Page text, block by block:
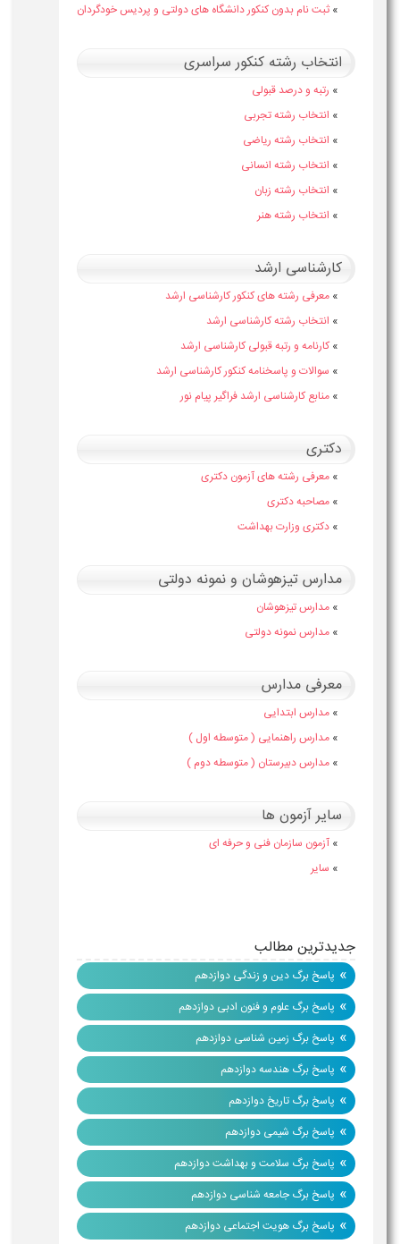
» ثبت نام بدون کنکور دانشگاه های دولتی و پردیس خودگردان
انتخاب رشته کنکور سراسری
» رتبه و درصد قبولی
» انتخاب رشته تجربی
» انتخاب رشته ریاضی
» انتخاب رشته انسانی
» انتخاب رشته زبان
» انتخاب رشته هنر
کارشناسی ارشد
» معرفی رشته های کنکور کارشناسی ارشد
» انتخاب رشته کارشناسی ارشد
» کارنامه و رتبه قبولی کارشناسی ارشد
» سوالات و پاسخنامه کنکور کارشناسی ارشد
» منابع کارشناسی ارشد فراگیر پیام نور
دکتری
» معرفی رشته های آزمون دکتری
» مصاحبه دکتری
» دکتری وزارت بهداشت
مدارس تیزهوشان و نمونه دولتی
» مدارس تیزهوشان
» مدارس نمونه دولتی
معرفی مدارس
» مدارس ابتدایی
» مدارس راهنمایی ( متوسطه اول )
» مدارس دبیرستان ( متوسطه دوم )
سایر آزمون ها
» آزمون سازمان فنی و حرفه ای
» سایر
جدیدترین مطالب
» پاسخ برگ دین و زندگی دوازدهم
» پاسخ برگ علوم و فنون ادبی دوازدهم
» پاسخ برگ زمین شناسی دوازدهم
» پاسخ برگ هندسه دوازدهم
» پاسخ برگ تاریخ دوازدهم
» پاسخ برگ شیمی دوازدهم
» پاسخ برگ سلامت و بهداشت دوازدهم
» پاسخ برگ جامعه شناسی دوازدهم
» پاسخ برگ هویت اجتماعی دوازدهم